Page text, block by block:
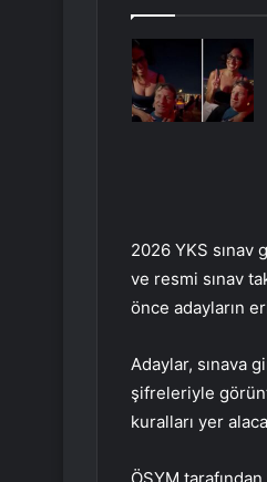
2026 YKS sınav
ve resmi sınav
önce adayların
Adaylar, sınava
şifreleriyle
kuralları yer